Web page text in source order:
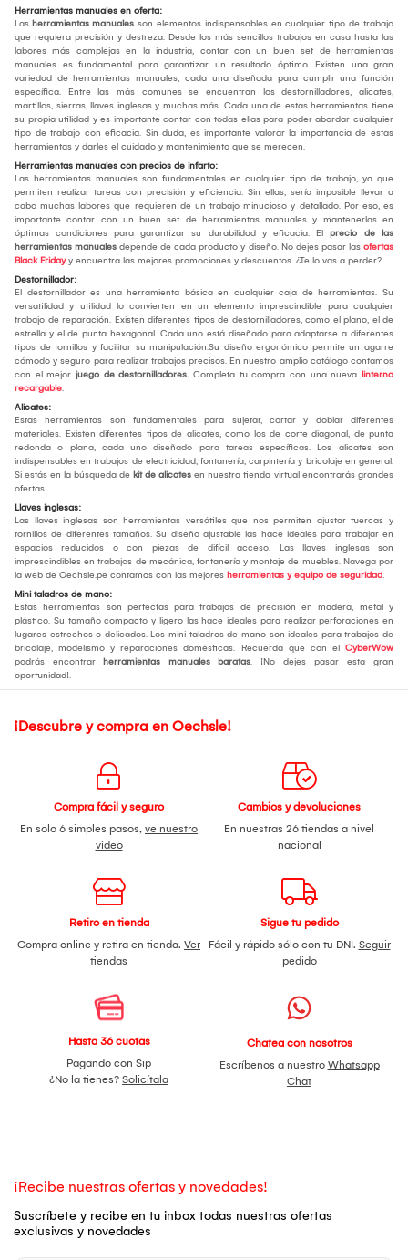
Herramientas manuales en oferta:
Las herramientas manuales son elementos indispensables en cualquier tipo de trabajo
que requiera precisión y destreza. Desde los más sencillos trabajos en casa hasta las
labores más complejas en la industria, contar con un buen set de herramientas
manuales es fundamental para garantizar un resultado óptimo. Existen una gran
variedad de herramientas manuales, cada una diseñada para cumplir una función
específica. Entre las más comunes se encuentran los destornilladores, alicates,
martillos, sierras, llaves inglesas y muchas más. Cada una de estas herramientas tiene
su propia utilidad y es importante contar con todas ellas para poder abordar cualquier
tipo de trabajo con eficacia. Sin duda, es importante valorar la importancia de estas
herramientas y darles el cuidado y mantenimiento que se merecen.
Herramientas manuales con precios de infarto:
Las herramientas manuales son fundamentales en cualquier tipo de trabajo, ya que
permiten realizar tareas con precisión y eficiencia. Sin ellas, sería imposible llevar a
cabo muchas labores que requieren de un trabajo minucioso y detallado. Por eso, es
importante contar con un buen set de herramientas manuales y mantenerlas en
óptimas condiciones para garantizar su durabilidad y eficacia. El precio de las
herramientas manuales depende de cada producto y diseño. No dejes pasar las ofertas
Black Fridayy encuentra las mejores promociones y descuentos. ¿Te lo vas a perder?.
Destornillador:
El destornillador es una herramienta básica en cualquier caja de herramientas. Su
versatilidad y utilidad lo convierten en un elemento imprescindible para cualquier
trabajo de reparación. Existen diferentes tipos de destornilladores, como el plano, el de
estrella y el de punta hexagonal. Cada uno está diseñado para adaptarse a diferentes
tipos de tornillos y facilitar su manipulación.Su diseño ergonómico permite un agarre
cómodo y seguro para realizar trabajos precisos. En nuestro amplio catálogo contamos
con el mejor juego de destornilladores. Completa tu compra con una nueva linterna
recargable.
Alicates:
Estas herramientas son fundamentales para sujetar, cortar y doblar diferentes
materiales. Existen diferentes tipos de alicates, como los de corte diagonal, de punta
redonda o plana, cada uno diseñado para tareas específicas. Los alicates son
indispensables en trabajos de electricidad, fontanería, carpintería y bricolaje en general.
Si estás en la búsqueda de kit de alicates en nuestra tienda virtual encontrarás grandes
ofertas.
Llaves inglesas:
Las llaves inglesas son herramientas versátiles que nos permiten ajustar tuercas y
tornillos de diferentes tamaños. Su diseño ajustable las hace ideales para trabajar en
espacios reducidos o con piezas de difícil acceso. Las llaves inglesas son
imprescindibles en trabajos de mecánica, fontanería y montaje de muebles. Navega por
la web de Oechsle.pe contamos con las mejores herramientas y equipo de seguridad.
Mini taladros de mano:
Estas herramientas son perfectas para trabajos de precisión en madera, metal y
plástico. Su tamaño compacto y ligero las hace ideales para realizar perforaciones en
lugares estrechos o delicados. Los mini taladros de mano son ideales para trabajos de
bricolaje, modelismo y reparaciones domésticas. Recuerda que con el CyberWow
podrás encontrar herramientas manuales baratas. ¡No dejes pasar esta gran
oportunidad!.
¡Descubre y compra en Oechsle!
Compra fácil y seguro
En solo 6 simples pasos, ve nuestro
video
Cambios y devoluciones
En nuestras 26 tiendas a nivel
nacional
Retiro en tienda
Compra online y retira en tienda. Ver
tiendas
Sigue tu pedido
Fácil y rápido sólo con tu DNI. Seguir
pedido
Hasta 36 cuotas
Pagando con Sip
¿No la tienes? Solicítala
Chatea con nosotros
Escríbenos a nuestro Whatsapp
Chat
¡Recibe nuestras ofertas y novedades!
Suscríbete y recibe en tu inbox todas nuestras ofertas
exclusivas y novedades